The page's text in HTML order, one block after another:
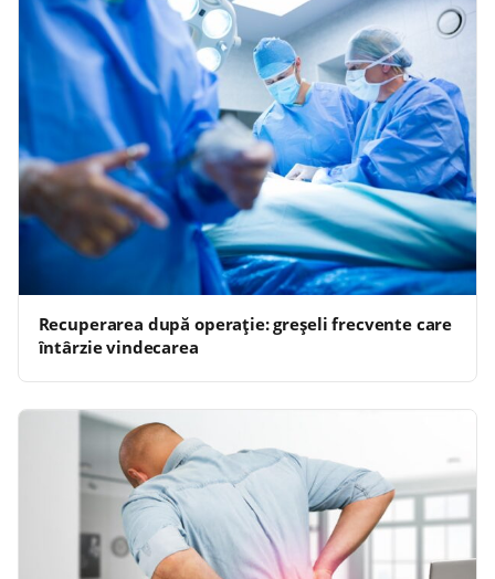
Recuperarea după operație: greșeli frecvente care
întârzie vindecarea